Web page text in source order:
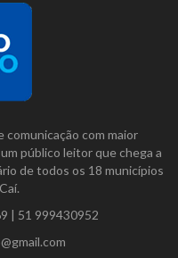
comunicação com maior
público leitor que chega a
de todos os 18 municípios
| 51 999430952